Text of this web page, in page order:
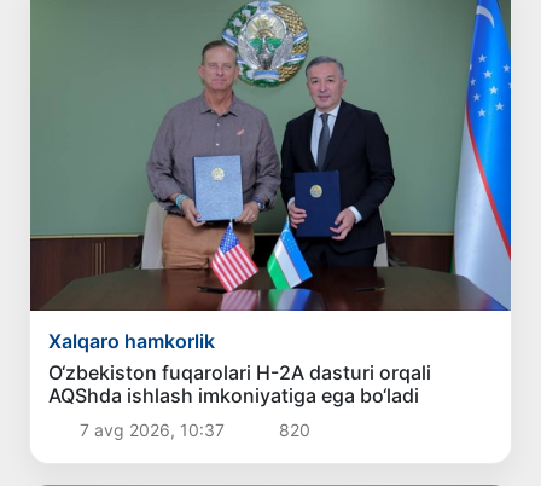
Xalqaro hamkorlik
O‘zbekiston fuqarolari H-2A dasturi orqali
AQShda ishlash imkoniyatiga ega bo‘ladi
7 avg 2026, 10:37 820